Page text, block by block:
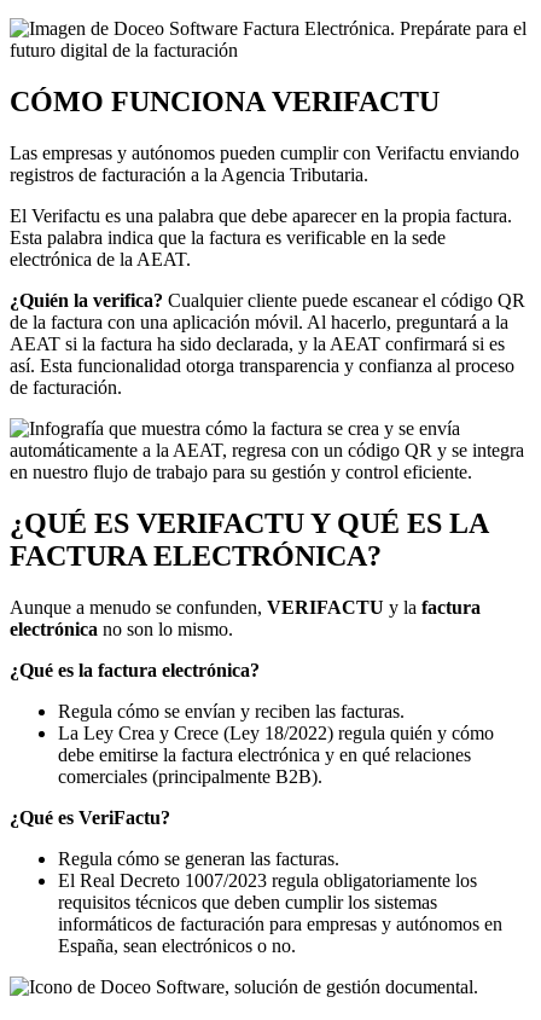
CÓMO FUNCIONA VERIFACTU
Las empresas y autónomos pueden cumplir con Verifactu enviando
registros de facturación a la Agencia Tributaria.
El Verifactu es una palabra que debe aparecer en la propia factura.
Esta palabra indica que la factura es verificable en la sede
electrónica de la AEAT.
¿Quién la verifica? Cualquier cliente puede escanear el código QR
de la factura con una aplicación móvil. Al hacerlo, preguntará a la
AEAT si la factura ha sido declarada, y la AEAT confirmará si es
así. Esta funcionalidad otorga transparencia y confianza al proceso
de facturación.
¿QUÉ ES VERIFACTU Y QUÉ ES LA
FACTURA ELECTRÓNICA?
Aunque a menudo se confunden, VERIFACTU y la factura
electrónica no son lo mismo.
¿Qué es la factura electrónica?
Regula cómo se envían y reciben las facturas.
La Ley Crea y Crece (Ley 18/2022) regula quién y cómo
debe emitirse la factura electrónica y en qué relaciones
comerciales (principalmente B2B).
¿Qué es VeriFactu?
Regula cómo se generan las facturas.
El Real Decreto 1007/2023 regula obligatoriamente los
requisitos técnicos que deben cumplir los sistemas
informáticos de facturación para empresas y autónomos en
España, sean electrónicos o no.